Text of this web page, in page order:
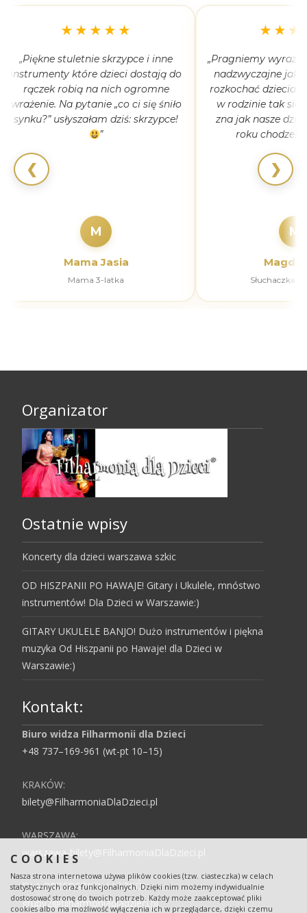
COOKIES
Nasza strona internetowa używa plików cookies (tzw. ciasteczka) w celach
statystycznych oraz funkcjonalnych. Dzięki nim możemy indywidualnie
dostosować stronę do twoich potrzeb. Każdy może zaakceptować pliki
cookies albo ma możliwość wyłączenia ich w przeglądarce, dzięki czemu
❮
★★★★★
„Piękne stuletnie skrzypce i inne
instrumenty które dzieci dostają do
rączek robią na nich ogromne
wrażenie. Na pytanie „co ci się śniło
synku?” usłyszałam dziś: skrzypce!
”
M
Mama Jasia
Mama 3-latka
„Pragniemy wyrazić
nadzwyczajne jak
rozkochać
w rodzinie tak się
zna jak nasze
roku
M
Słuchaczka
❯
Organizator
Ostatnie wpisy
Koncerty dla dzieci warszawa szkic
OD HISZPANII PO HAWAJE! Gitary i Ukulele, mnóstwo
instrumentów! Dla Dzieci w Warszawie:)
GITARY UKULELE BANJO! Dużo instrumentów i piękna
muzyka Od Hiszpanii po Hawaje! dla Dzieci w
Warszawie:)
Kontakt:
Biuro widza Filharmonii dla Dzieci
+48 737–169-961 (wt-pt 10–15)
KRAKÓW:
bilety@FilharmoniaDlaDzieci.pl
WARSZAWA:
warszawa-bilety@FilharmoniaDlaDzieci.pl
DLA PRZEDSZKOLI I SZKÓŁ:
grupy2@filharmoniadladzieci.pl